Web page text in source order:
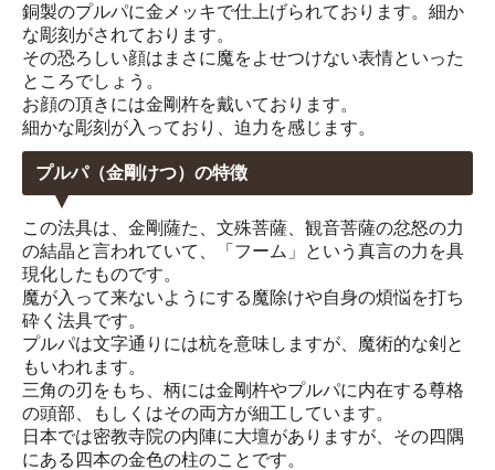
銅製のプルパに金メッキで仕上げられております。細か
な彫刻がされております。
その恐ろしい顔はまさに魔をよせつけない表情といった
ところでしょう。
お顔の頂きには金剛杵を戴いております。
細かな彫刻が入っており、迫力を感じます。
プルパ（金剛けつ）の特徴
この法具は、金剛薩た、文殊菩薩、観音菩薩の忿怒の力
の結晶と言われていて、「フーム」という真言の力を具
現化したものです。
魔が入って来ないようにする魔除けや自身の煩悩を打ち
砕く法具です。
プルパは文字通りには杭を意味しますが、魔術的な剣と
もいわれます。
三角の刃をもち、柄には金剛杵やプルパに内在する尊格
の頭部、もしくはその両方が細工しています。
日本では密教寺院の内陣に大壇がありますが、その四隅
にある四本の金色の柱のことです。